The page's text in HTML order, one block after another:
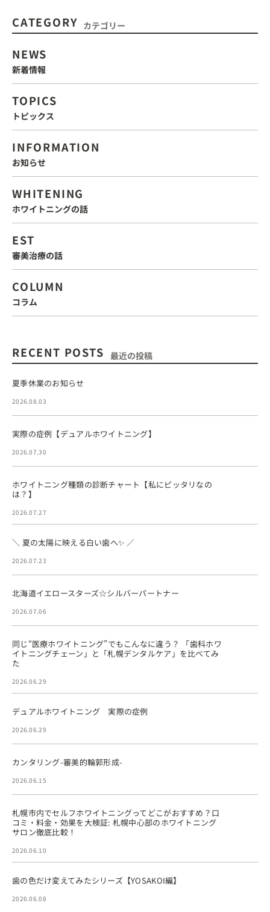
CATEGORY カテゴリー
NEWS
新着情報
TOPICS
トピックス
INFORMATION
お知らせ
WHITENING
ホワイトニングの話
EST
審美治療の話
COLUMN
コラム
RECENT POSTS 最近の投稿
夏季休業のお知らせ
2026.08.03
実際の症例【デュアルホワイトニング】
2026.07.30
ホワイトニング種類の診断チャート【私にピッタリなの
は？】
2026.07.27
＼ 夏の太陽に映える白い歯へ✨ ／
2026.07.23
北海道イエロースターズ☆シルバーパートナー
2026.07.06
同じ“医療ホワイトニング”でもこんなに違う？ 「歯科ホワ
イトニングチェーン」と「札幌デンタルケア」を比べてみ
た
2026.06.29
デュアルホワイトニング 実際の症例
2026.06.29
カンタリング-審美的輪郭形成-
2026.06.15
札幌市内でセルフホワイトニングってどこがおすすめ？口
コミ・料金・効果を大検証: 札幌中心部のホワイトニング
サロン徹底比較！
2026.06.10
歯の色だけ変えてみたシリーズ【YOSAKOI編】
2026.06.08